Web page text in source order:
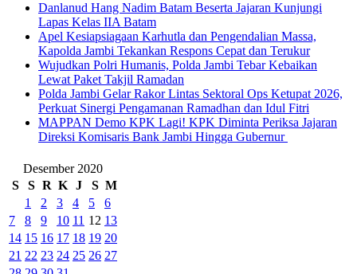
Danlanud Hang Nadim Batam Beserta Jajaran Kunjungi
Lapas Kelas IIA Batam
Apel Kesiapsiagaan Karhutla dan Pengendalian Massa,
Kapolda Jambi Tekankan Respons Cepat dan Terukur
Wujudkan Polri Humanis, Polda Jambi Tebar Kebaikan
Lewat Paket Takjil Ramadan
Polda Jambi Gelar Rakor Lintas Sektoral Ops Ketupat 2026,
Perkuat Sinergi Pengamanan Ramadhan dan Idul Fitri
‎MAPPAN Demo KPK Lagi! KPK Diminta Periksa Jajaran
Direksi Komisaris Bank Jambi Hingga Gubernur ‎
Desember 2020
S
S R K J S M
1
2 3 4 5
6
7
8 9 10 11 12 13
14 15 16 17 18 19 20
21 22 23 24 25 26 27